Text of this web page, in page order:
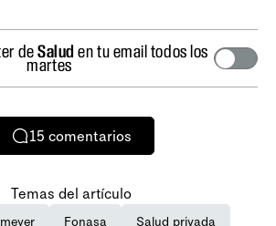
deSalud en tu email todos los
martes
15 comentarios
Temas del artículo
Fonasa Salud privada